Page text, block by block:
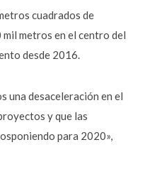
cuadrados de
metros en el centro del
desde 2016.
una desaceleración en el
y que las
para 2020»,